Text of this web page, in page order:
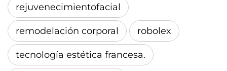
rejuvenecimientofacial
remodelación corporal robolex
tecnología estética francesa.